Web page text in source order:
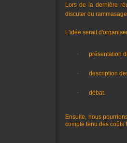
Lors de la dernière
discuter du
L'idée serait
· présentation
· description
· débat.
Ensuite, nous
compte tenu des coûts